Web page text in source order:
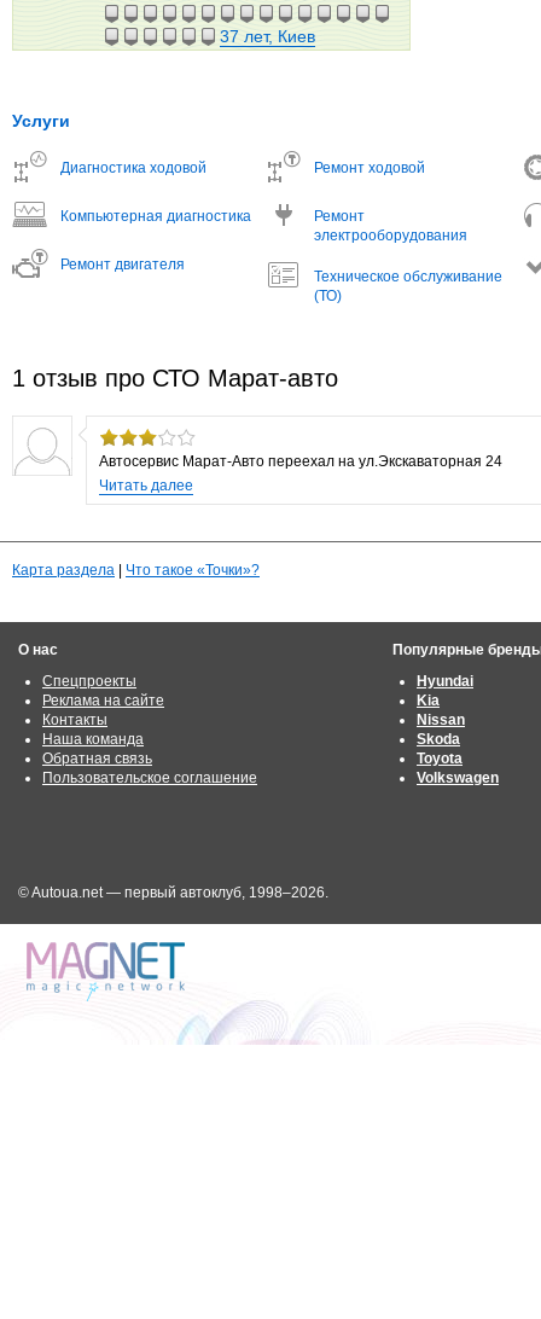
37 лет, Киев
Услуги
Диагностика ходовой
Компьютерная диагностика
Ремонт двигателя
Ремонт ходовой
Ремонт
электрооборудования
Техническое обслуживание
(ТО)
1 отзыв про СТО Марат-авто
Автосервис Марат-Авто переехал на ул.Экскаваторная 24
Читать далее
Карта раздела Что такое «Точки»?
О нас
Спецпроекты
Реклама на сайте
Контакты
Наша команда
Обратная связь
Пользовательское соглашение
Популярные
Hyundai
Kia
Nissan
Skoda
Toyota
Volkswagen
© Autoua.net — первый автоклуб, 1998–2026.